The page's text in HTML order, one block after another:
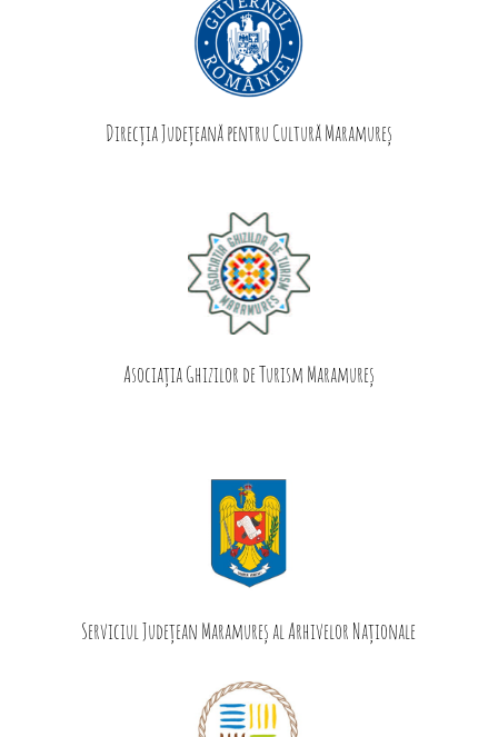
Direcția Județeană pentru Cultură Maramureș
Asociația Ghizilor de Turism Maramureș
Serviciul Județean Maramureș al Arhivelor Naționale